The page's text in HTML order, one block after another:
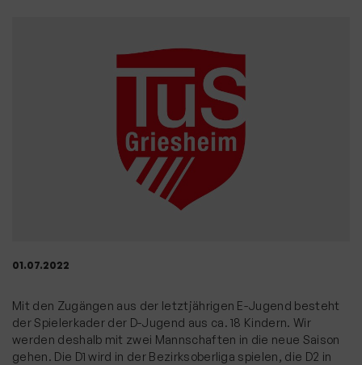
01.07.2022
Mit den Zugängen aus der letztjährigen E-Jugend besteht
der Spielerkader der D-Jugend aus ca. 18 Kindern. Wir
werden deshalb mit zwei Mannschaften in die neue Saison
gehen. Die D1 wird in der Bezirksoberliga spielen, die D2 in